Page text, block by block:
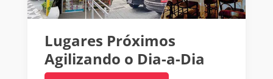
Lugares Próximos
Agilizando o Dia-a-Dia